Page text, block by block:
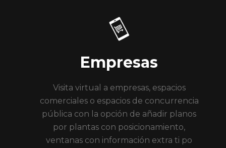
Empresas
Visita virtual a empresas, espacios
comerciales o espacios de concurrencia
pública con la opción de añadir planos
por plantas con posicionamiento,
ventanas con información extra ti po